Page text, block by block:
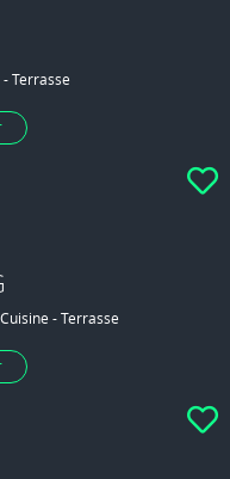
Terrasse
- Terrasse